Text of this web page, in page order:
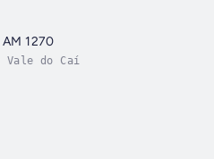
1270
Vale do Caí